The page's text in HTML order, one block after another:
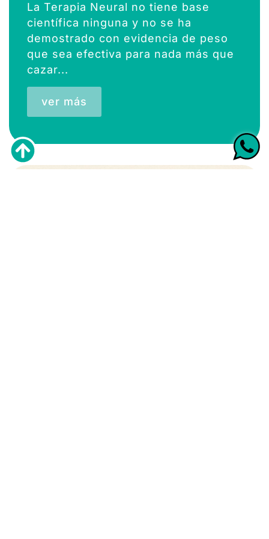
La Terapia Neural no tiene base
científica ninguna y no se ha
demostrado con evidencia de peso
que sea efectiva para nada más que
cazar...
ver más